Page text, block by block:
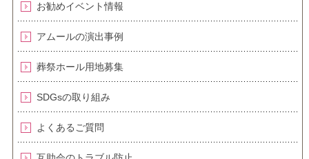
お勧めイベント情報
アムールの演出事例
葬祭ホール用地募集
SDGsの取り組み
よくあるご質問